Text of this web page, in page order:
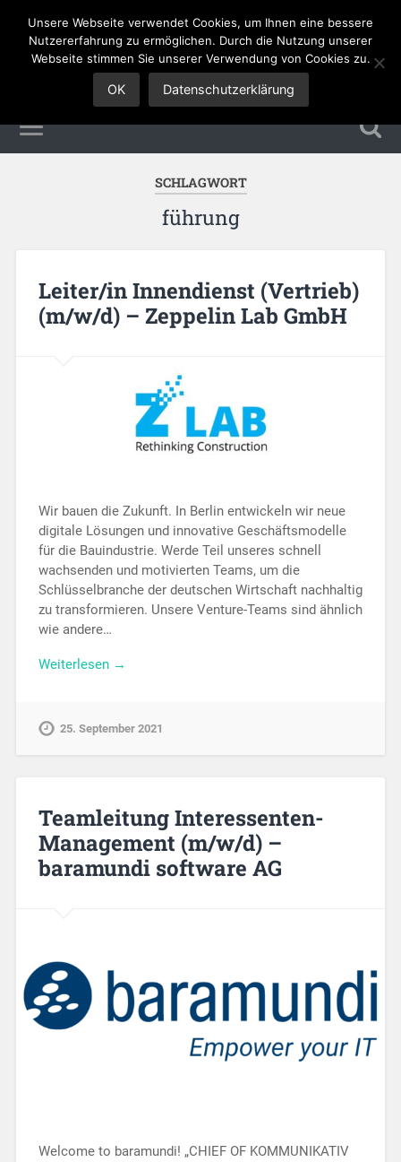
Sales Jobs
SCHLAGWORT
führung
Leiter/in Innendienst (Vertrieb)
(m/w/d) – Zeppelin Lab GmbH
Wir bauen die Zukunft. In Berlin entwickeln wir neue
digitale Lösungen und innovative Geschäftsmodelle
für die Bauindustrie. Werde Teil unseres schnell
wachsenden und motivierten Teams, um die
Schlüsselbranche der deutschen Wirtschaft nachhaltig
zu transformieren. Unsere Venture-Teams sind ähnlich
wie andere…
Weiterlesen →
25. September 2021
Teamleitung Interessenten-
Management (m/w/d) –
baramundi software AG
Welcome to baramundi! „CHIEF OF KOMMUNIKATIV
Unsere Webseite verwendet Cookies, um Ihnen eine bessere
Nutzererfahrung zu ermöglichen. Durch die Nutzung unserer
Webseite stimmen Sie unserer Verwendung von Cookies zu.
OK Datenschutzerklärung